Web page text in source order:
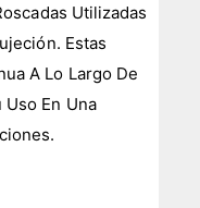
Utilizadas
Estas
A Lo Largo De
En Una